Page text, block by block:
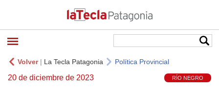
Volver| La Tecla Patagonia Política Provincial
20 de diciembre de 2023 RÍO NEGRO